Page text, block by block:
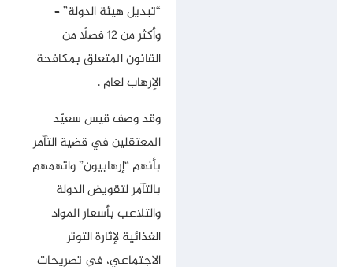
“تبديل هيئة الدولة” –
وأكثر من 12 فصلًا من
القانون المتعلق بمكافحة
الإرهاب لعام .
وقد وصف قيس سعيّد
المعتقلين في قضية التآمر
بأنهم “إرهابيون” واتهمهم
بالتآمر لتقويض الدولة
والتلاعب بأسعار المواد
الغذائية لإثارة التوتر
الاجتماعي، في تصريحات